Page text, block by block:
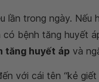
lần trong ngày. Nếu
bệnh tăng huyết
tăng huyết áp và
với cái tên “kẻ